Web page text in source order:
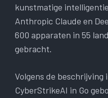
kunstmatige
Anthropic Claude en
600 apparaten in 55
gebracht.
Volgens de
CyberStrikeAI in Go